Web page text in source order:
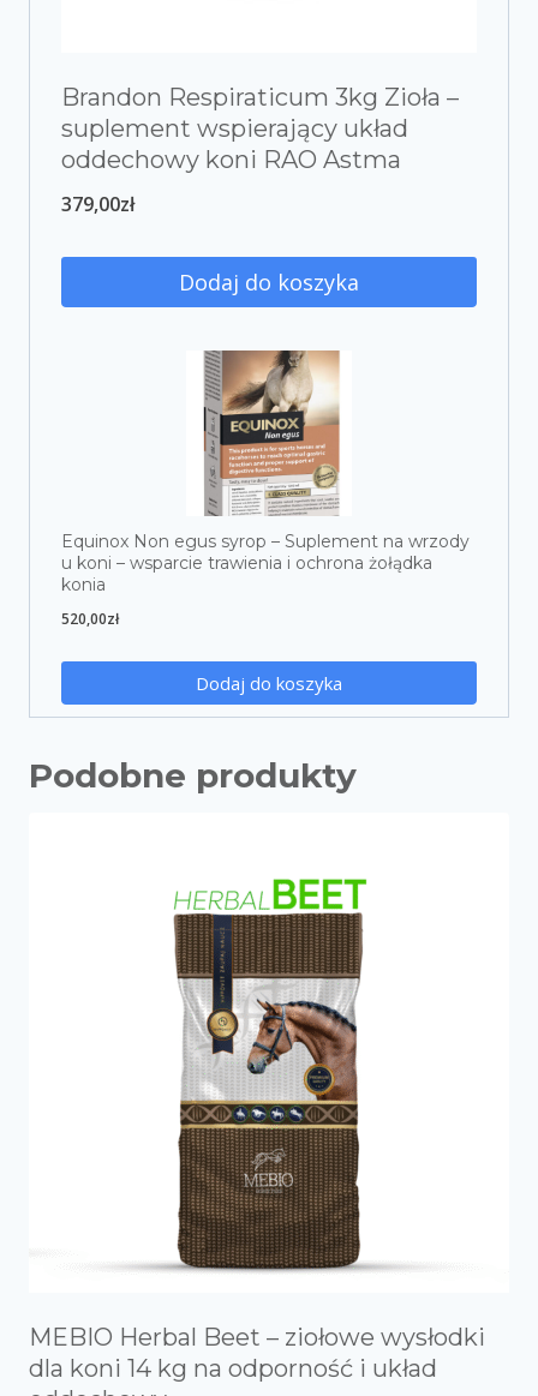
Brandon Respiraticum 3kg Zioła –
suplement wspierający układ
oddechowy koni RAO Astma
379,00zł
Dodaj do koszyka
Equinox Non egus syrop – Suplement na wrzody
u koni – wsparcie trawienia i ochrona żołądka
konia
520,00zł
Dodaj do koszyka
Podobne produkty
MEBIO Herbal Beet – ziołowe wysłodki
dla koni 14 kg na odporność i układ